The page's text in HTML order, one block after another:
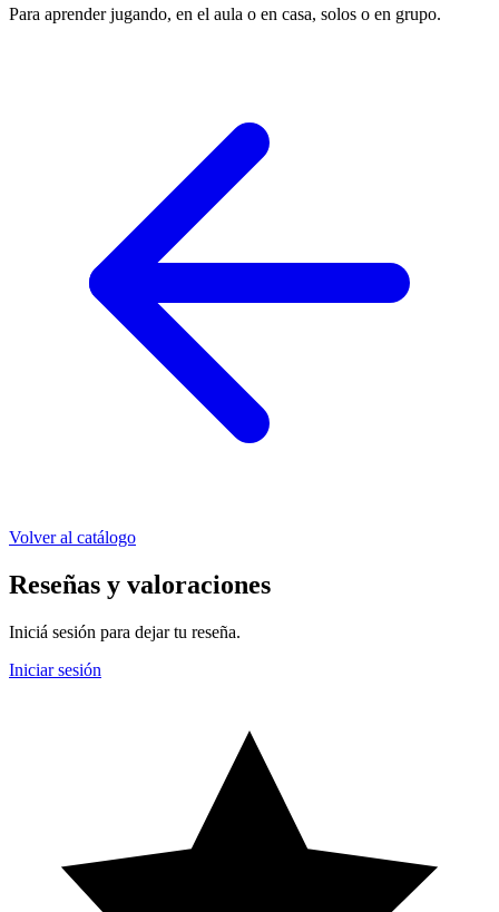
Para aprender jugando, en el aula o en casa, solos o en grupo.
Volver al catálogo
Reseñas y valoraciones
Iniciá sesión para dejar tu reseña.
Iniciar sesión